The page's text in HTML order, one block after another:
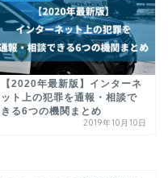
【2020年最新版】インターネ
ット上の犯罪を通報・相談で
きる6つの機関まとめ
2019年10月10日